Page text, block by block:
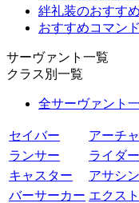
絆礼装のおすす
おすすめコマン
サーヴァント一覧
クラス別一覧
全サーヴァント
セイバー
アーチ
ランサー
ライダー
キャスター
アサシン
バーサーカー エクス